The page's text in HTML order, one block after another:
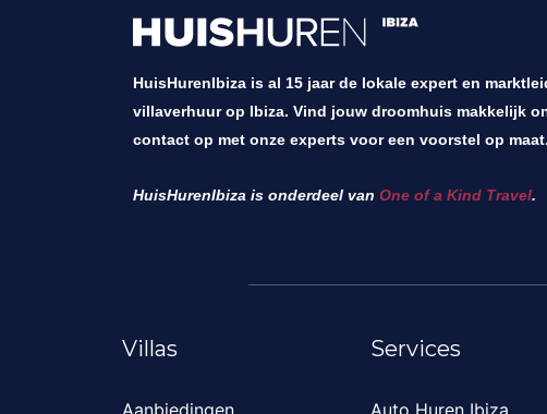
HuisHurenIbiza is al 15 jaar de lokale expert en
villaverhuur op Ibiza. Vind jouw droomhuis makkelijk
contact op met onze experts voor een voorstel op maat.
HuisHurenIbiza is onderdeel van One of a Kind Travel.
Villas Services